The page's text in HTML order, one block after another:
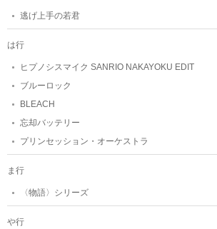
逃げ上手の若君
は行
ヒプノシスマイク SANRIO NAKAYOKU EDIT
ブルーロック
BLEACH
忘却バッテリー
プリンセッション・オーケストラ
ま行
〈物語〉シリーズ
や行